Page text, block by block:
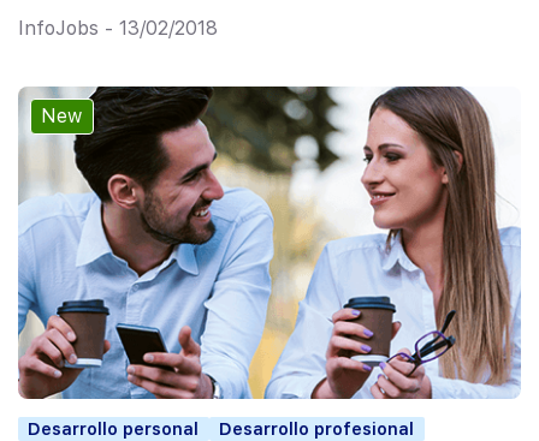
InfoJobs - 13/02/2018
New
Desarrollo personal
Desarrollo profesional